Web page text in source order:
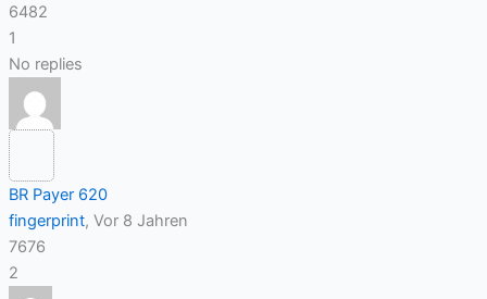
6482
1
No replies
BR Payer 620
fingerprint, Vor 8 Jahren
7676
2